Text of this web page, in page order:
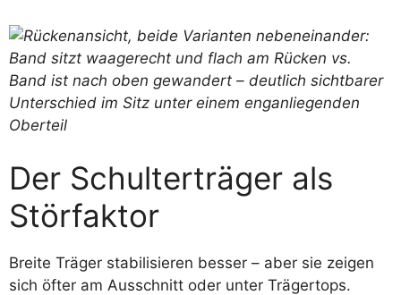
Der Schulterträger als
Störfaktor
Breite Träger stabilisieren besser – aber sie zeigen
sich öfter am Ausschnitt oder unter Trägertops.